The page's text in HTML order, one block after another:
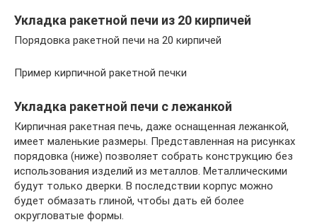
Укладка ракетной печи из 20 кирпичей
Порядовка ракетной печи на 20 кирпичей
Пример кирпичной ракетной печки
Укладка ракетной печи с лежанкой
Кирпичная ракетная печь, даже оснащенная лежанкой,
имеет маленькие размеры. Представленная на рисунках
порядовка (ниже) позволяет собрать конструкцию без
использования изделий из металлов. Металлическими
будут только дверки. В последствии корпус можно
будет обмазать глиной, чтобы дать ей более
округловатые формы.